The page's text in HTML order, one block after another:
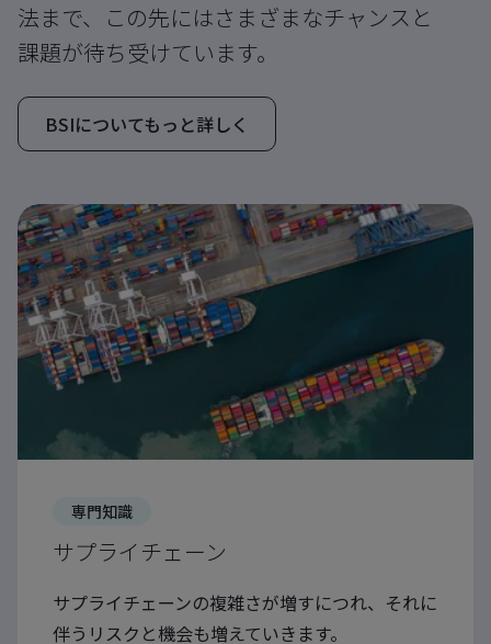
法まで、この先にはさまざまなチャンスと
課題が待ち受けています。
BSIについてもっと詳しく
専門知識
サプライチェーン
サプライチェーンの複雑さが増すにつれ、それに
伴うリスクと機会も増えていきます。